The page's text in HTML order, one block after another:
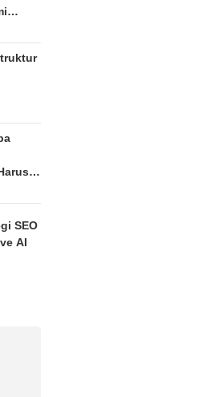
SEO
AI